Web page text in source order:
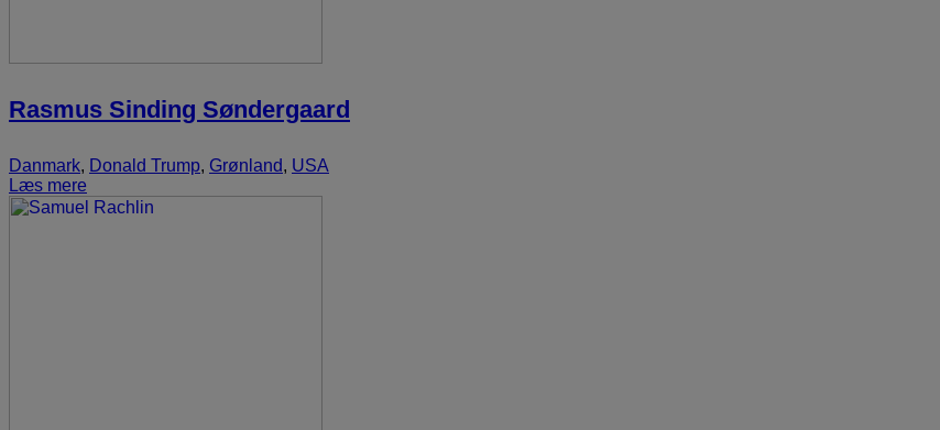
Rasmus Sinding Søndergaard
Danmark, Donald Trump, Grønland, USA
Læs mere